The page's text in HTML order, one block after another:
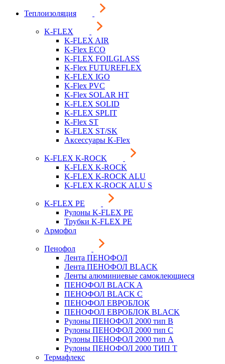
Теплоизоляция
K-FLEX
K-FLEX AIR
K-Flex ECO
K-FLEX FOILGLASS
K-Flex FUTUREFLEX
K-FLEX IGO
K-Flex PVC
K-Flex SOLAR HT
K-FLEX SOLID
K-FLEX SPLIT
K-Flex ST
K-FLEX ST/SK
Аксессуары K-Flex
K-FLEX K-ROCK
K-FLEX K-ROCK
K-FLEX K-ROCK ALU
K-FLEX K-ROCK ALU S
K-FLEX PE
Рулоны K-FLEX PE
Трубки K-FLEX PE
Армофол
Пенофол
Лента ПЕНОФОЛ
Лента ПЕНОФОЛ BLACK
Ленты алюминиевые самоклеющиеся
ПЕНОФОЛ BLACK A
ПЕНОФОЛ BLACK С
ПЕНОФОЛ ЕВРОБЛОК
ПЕНОФОЛ ЕВРОБЛОК BLACK
Рулоны ПЕНОФОЛ 2000 тип B
Рулоны ПЕНОФОЛ 2000 тип C
Рулоны ПЕНОФОЛ 2000 тип А
Рулоны ПЕНОФОЛ 2000 ТИП Т
Термафлекс